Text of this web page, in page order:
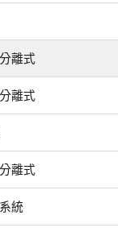
離式
離式
離式
統